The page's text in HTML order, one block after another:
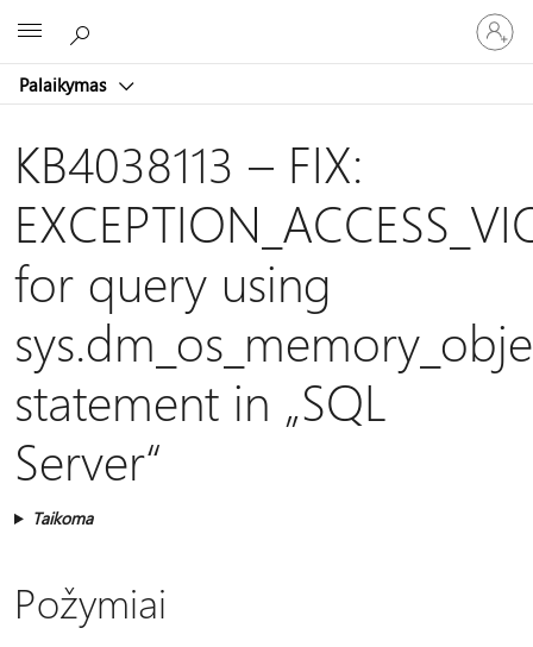
Palaikymas
prie
paskyros
KB4038113 – FIX:
for query using
statement in „SQL
Server“
Taikoma
Požymiai